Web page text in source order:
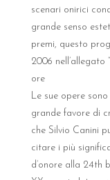
scenari onirici
grande senso
premi, questo
2006 nell’allegato
ore
Le sue opere
grande favore di
che Silvio Canini
citare i più
d’onore alla 24th